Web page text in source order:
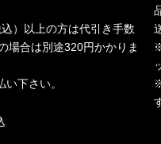
）以上の方は代引き手数
場合は別途320円かかりま
下さい。